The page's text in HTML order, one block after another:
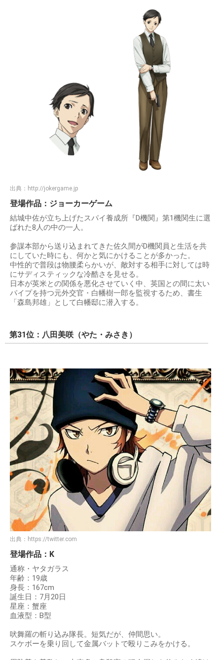
出典： http://jokergame.jp
登場作品：ジョーカーゲーム
結城中佐が立ち上げたスパイ養成所『D機関』第1機関生に選
ばれた8人の中の一人。
参謀本部から送り込まれてきた佐久間がD機関員と生活を共
にしていた時にも、何かと気にかけることが多かった。
中性的で普段は物腰柔らかいが、敵対する相手に対しては時
にサディスティックな冷酷さを見せる。
日本が英米との関係を悪化させていく中、英国との間に太い
パイプを持つ元外交官・白幡樹一郎を監視するため、書生
「森島邦雄」として白幡邸に潜入する。
第31位：八田美咲（やた・みさき）
出典： https://twitter.com
登場作品：K
通称・ヤタガラス
年齢：19歳
身長：167cm
誕生日：7月20日
星座：蟹座
血液型：B型
吠舞羅の斬り込み隊長。短気だが、仲間思い。
スケボーを乗り回して金属バットで殴りこみをかける。